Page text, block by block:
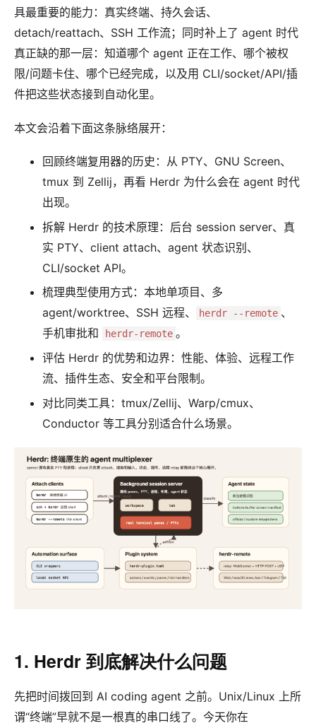
具最重要的能力：真实终端、持久会话、
detach/reattach、SSH 工作流；同时补上了 agent 时代
真正缺的那一层：知道哪个 agent 正在工作、哪个被权
限/问题卡住、哪个已经完成，以及用 CLI/socket/API/插
件把这些状态接到自动化里。
本文会沿着下面这条脉络展开：
回顾终端复用器的历史：从 PTY、GNU Screen、
tmux 到 Zellij，再看 Herdr 为什么会在 agent 时代
出现。
拆解 Herdr 的技术原理：后台 session server、真
实 PTY、client attach、agent 状态识别、
CLI/socket API。
梳理典型使用方式：本地单项目、多
agent/worktree、SSH 远程、
herdr --remote 、
手机审批和
herdr-remote 。
评估 Herdr 的优势和边界：性能、体验、远程工作
流、插件生态、安全和平台限制。
对比同类工具：tmux/Zellij、Warp/cmux、
Conductor 等工具分别适合什么场景。
1. Herdr 到底解决什么问题
先把时间拨回到 AI coding agent 之前。Unix/Linux 上所
谓“终端”早就不是一根真的串口线了。今天你在